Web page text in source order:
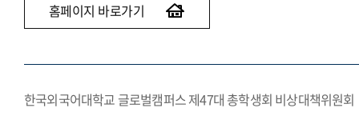
홈페이지 바로가기
한국외국어대학교 글로벌캠퍼스 제47대 총학생회 비상대책위원회